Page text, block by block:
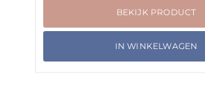
BEKIJK PRODUCT
IN WINKELWAGEN